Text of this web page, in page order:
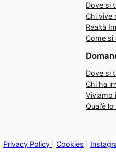
Dove si
Chi vive
Realtà
Come si
Dove si
Chi ha
Viviamo
Qual’è
Privacy Policy Cookies